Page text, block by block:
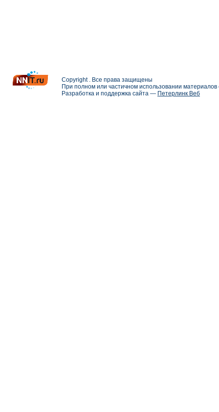
Copyright . Все права защищены
При полном или частичном использовании
Разработка и поддержка сайта — Петерлинк Веб